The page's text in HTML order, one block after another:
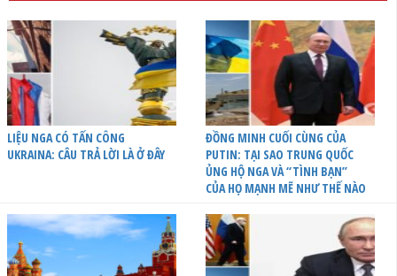
LIỆU NGA CÓ TẤN CÔNG
UKRAINA: CÂU TRẢ LỜI LÀ Ở ĐÂY
ĐỒNG MINH CUỐI CÙNG CỦA
PUTIN: TẠI SAO TRUNG QUỐC
ỦNG HỘ NGA VÀ “TÌNH BẠN”
CỦA HỌ MẠNH MẼ NHƯ THẾ NÀO